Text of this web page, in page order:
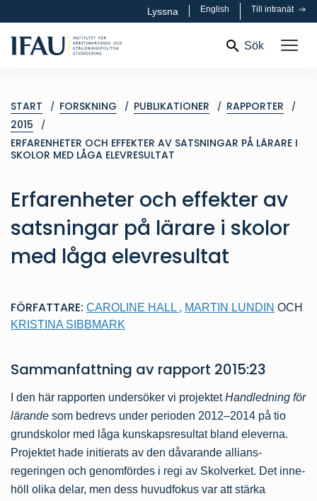
Lyssna English Till intranät
Sök
START FORSKNING PUBLIKATIONER
RAPPORTER
2015
ERFARENHETER OCH EFFEKTER AV SATSNINGAR PÅ LÄRARE I
SKOLOR MED LÅGA ELEVRESULTAT
Erfarenheter och effekter av
satsningar på lärare i skolor
med låga elevresultat
FÖRFATTARE: CAROLINE HALL , MARTIN LUNDIN OCH
KRISTINA SIBBMARK
Sammanfattning av rapport 2015:23
I den här rapporten undersöker vi projektetHandledning för
lärande som be­drevs under perioden 2012–2014 på tio
grundskolor med låga kunskaps­resultat bland eleverna.
Projektet hade initierats av den dåvarande allians­
regeringen och genomfördes i regi av Skolverket. Det inne­
höll olika delar, men dess huvud­fokus var att stärka